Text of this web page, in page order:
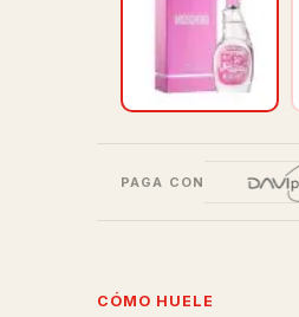
PAGA CON
CÓMO HUELE